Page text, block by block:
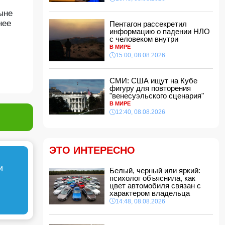
14:04, 08.08.2026
Прогноз погоды в Азербайджане на 9 августа
14:00, 08.08.2026
Никол Пашинян позвонил Ильхаму Алиеву
12:48, 08.08.2026
СМИ: США ищут на Кубе фигуру для
повторения "венесуэльского сценария"
12:40, 08.08.2026
В Сахалинской области произошло
против России
Защитник "Барселоны" Рональд Араухо
переходит в "Ливерпуль"
12:12, 08.08.2026
В мире зафиксирован рекордный рост цен на
продукты
Пентагон рассекретил
информацию о падении НЛО
с человеком внутри
В МИРЕ
15:00, 08.08.2026
СМИ: США ищут на Кубе
фигуру для повторения
"венесуэльского сценария"
В МИРЕ
12:40, 08.08.2026
ЭТО ИНТЕРЕСНО
Белый, черный или яркий:
психолог объяснила, как
цвет автомобиля связан с
характером владельца
14:48, 08.08.2026